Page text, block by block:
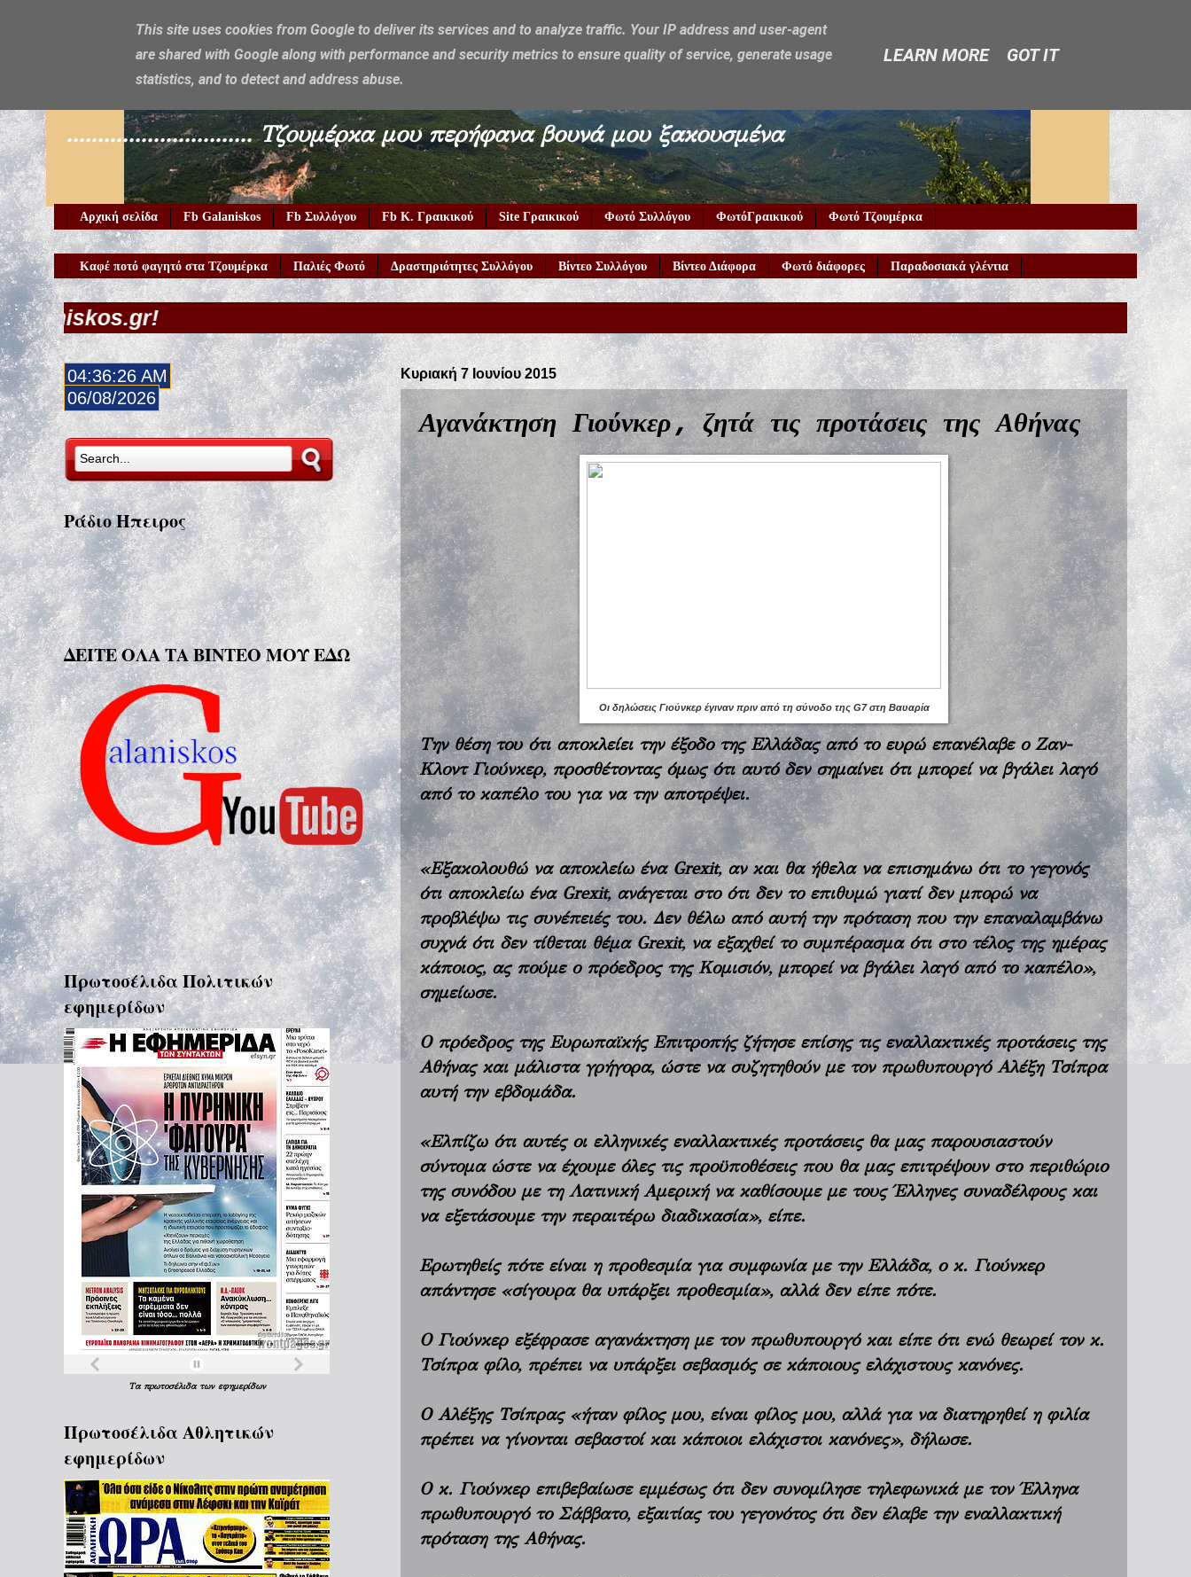
Galaniskos
.............................. Τζουμέρκα μου περήφανα βουνά μου ξακουσμένα
Αρχική σελίδα Fb Galaniskos Fb Συλλόγου Fb Κ. Γραικικού Site Γραικικού Φωτό Συλλόγου ΦωτόΓραικικού Φωτό Τζουμέρκα
Καφέ ποτό φαγητό στα Τζουμέρκα Παλιές Φωτό Δραστηριότητες Συλλόγου Βίντεο Συλλόγου Βίντεο Διάφορα Φωτό διάφορες Παραδοσιακά γλέντια
Καλώς
Κυριακή 7 Ιουνίου 2015
Αγανάκτηση Γιούνκερ, ζητά τις προτάσεις της Αθήνας
Οι δηλώσεις Γιούνκερ έγιναν πριν από τη σύνοδο της G7 στη Βαυαρία
Την θέση του ότι αποκλείει την έξοδο της Ελλάδας από το ευρώ επανέλαβε ο Ζαν-
Κλοντ Γιούνκερ, προσθέτοντας όμως ότι αυτό δεν σημαίνει ότι μπορεί να βγάλει λαγό
από το καπέλο του για να την αποτρέψει.
«Εξακολουθώ να αποκλείω ένα Grexit, αν και θα ήθελα να επισημάνω ότι το γεγονός
ότι αποκλείω ένα Grexit, ανάγεται στο ότι δεν το επιθυμώ γιατί δεν μπορώ να
προβλέψω τις συνέπειές του. Δεν θέλω από αυτή την πρόταση που την επαναλαμβάνω
συχνά ότι δεν τίθεται θέμα Grexit, να εξαχθεί το συμπέρασμα ότι στο τέλος της ημέρας
κάποιος, ας πούμε ο πρόεδρος της Κομισιόν, μπορεί να βγάλει λαγό από το καπέλο»,
σημείωσε.
Ο πρόεδρος της Ευρωπαϊκής Επιτροπής ζήτησε επίσης τις εναλλακτικές προτάσεις της
Αθήνας και μάλιστα γρήγορα, ώστε να συζητηθούν με τον πρωθυπουργό Αλέξη Τσίπρα
αυτή την εβδομάδα.
«Ελπίζω ότι αυτές οι ελληνικές εναλλακτικές προτάσεις θα μας παρουσιαστούν
σύντομα ώστε να έχουμε όλες τις προϋποθέσεις που θα μας επιτρέψουν στο περιθώριο
της συνόδου με τη Λατινική Αμερική να καθίσουμε με τους Έλληνες συναδέλφους και
να εξετάσουμε την περαιτέρω διαδικασία», είπε.
Ερωτηθείς πότε είναι η προθεσμία για συμφωνία με την Ελλάδα, ο κ. Γιούνκερ
απάντησε «σίγουρα θα υπάρξει προθεσμία», αλλά δεν είπε πότε.
Ο Γιούνκερ εξέφρασε αγανάκτηση με τον πρωθυπουργό και είπε ότι ενώ θεωρεί τον κ.
Τσίπρα φίλο, πρέπει να υπάρξει σεβασμός σε κάποιους ελάχιστους κανόνες.
Ο Αλέξης Τσίπρας «ήταν φίλος μου, είναι φίλος μου, αλλά για να διατηρηθεί η φιλία
πρέπει να γίνονται σεβαστοί και κάποιοι ελάχιστοι κανόνες», δήλωσε.
Ο κ. Γιούνκερ επιβεβαίωσε εμμέσως ότι δεν συνομίλησε τηλεφωνικά με τον Έλληνα
πρωθυπουργό το Σάββατο, εξαιτίας του γεγονότος ότι δεν έλαβε την εναλλακτική
πρόταση της Αθήνας.
04:36:28 AM
06/08/2026
Ράδιο Ήπειρος
ΔΕΙΤΕ ΟΛΑ ΤΑ ΒΙΝΤΕΟ ΜΟΥ ΕΔΩ
Πρωτοσέλιδα Πολιτικών
εφημερίδων
Τα πρωτοσέλιδα των εφημερίδων
Πρωτοσέλιδα Aθλητικών
εφημερίδων
This site uses cookies from Google to deliver its services and to analyze traffic. Your IP address and user-agent
are shared with Google along with performance and security metrics to ensure quality of service, generate usage
statistics, and to detect and address abuse.
LEARN MORE GOT IT